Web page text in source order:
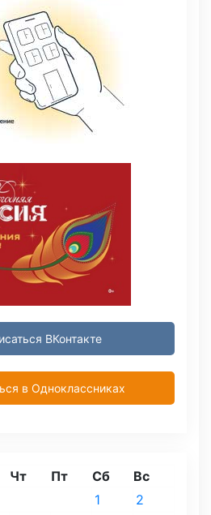
ВКонтакте
в Одноклассниках
Чт Пт Сб Вс
1
2